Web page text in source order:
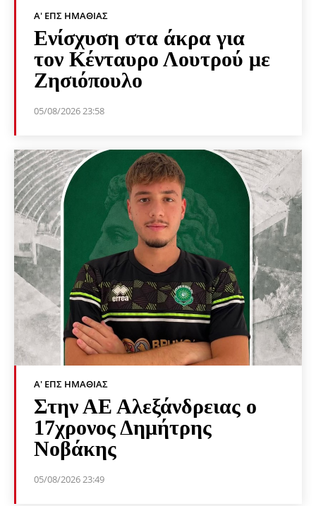
Α' ΕΠΣ ΗΜΑΘΊΑΣ
Ενίσχυση στα άκρα για
τον Κένταυρο Λουτρού με
Ζησιόπουλο
05/08/2026 23:58
Α' ΕΠΣ ΗΜΑΘΊΑΣ
Στην ΑΕ Αλεξάνδρειας ο
17χρονος Δημήτρης
Νοβάκης
05/08/2026 23:49